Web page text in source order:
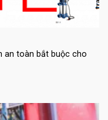
an toàn bắt buộc cho